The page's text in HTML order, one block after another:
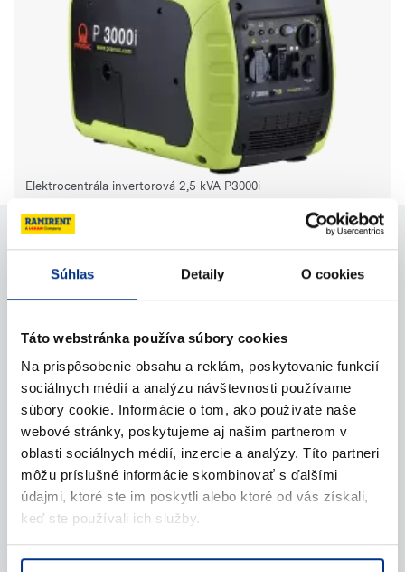
Súhlas Detaily O cookies
Táto webstránka používa súbory cookies
Na prispôsobenie obsahu a reklám, poskytovanie funkcií
sociálnych médií a analýzu návštevnosti používame
súbory cookie. Informácie o tom, ako používate naše
webové stránky, poskytujeme aj našim partnerom v
oblasti sociálnych médií, inzercie a analýzy. Títo partneri
môžu príslušné informácie skombinovať s ďalšími
údajmi, ktoré ste im poskytli alebo ktoré od vás získali,
keď ste používali ich služby.
Elektrocentrála invertorová 2,5 kVA P3000i
Zavolajte nám
Napíšte nám (e-mail)